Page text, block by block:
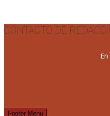
CONTACTO DE
Footer Menu